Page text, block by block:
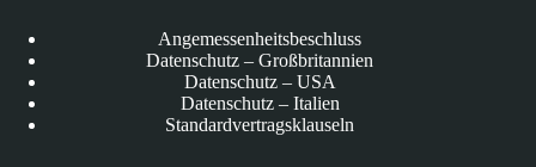
Angemessenheitsbeschluss
Datenschutz – Großbritannien
Datenschutz – USA
Datenschutz – Italien
Standardvertragsklauseln